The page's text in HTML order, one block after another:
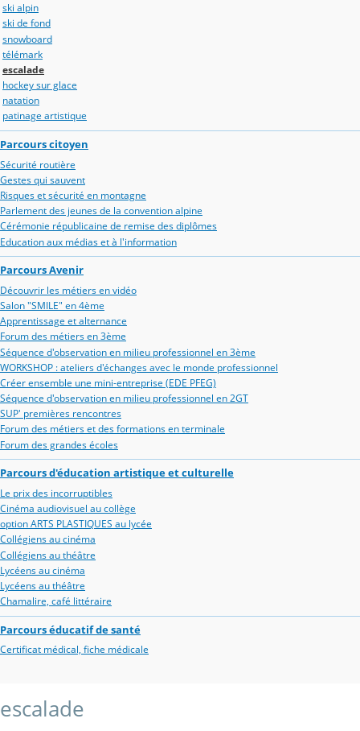
ski alpin
ski de fond
snowboard
télémark
escalade
hockey sur glace
natation
patinage artistique
Parcours citoyen
Sécurité routière
Gestes qui sauvent
Risques et sécurité en montagne
Parlement des jeunes de la convention alpine
Cérémonie républicaine de remise des diplômes
Education aux médias et à l'information
Parcours Avenir
Découvrir les métiers en vidéo
Salon "SMILE" en 4ème
Apprentissage et alternance
Forum des métiers en 3ème
Séquence d'observation en milieu professionnel en 3ème
WORKSHOP : ateliers d'échanges avec le monde professionnel
Créer ensemble une mini-entreprise (EDE PFEG)
Séquence d'observation en milieu professionnel en 2GT
SUP' premières rencontres
Forum des métiers et des formations en terminale
Forum des grandes écoles
Parcours d'éducation artistique et culturelle
Le prix des incorruptibles
Cinéma audiovisuel au collège
option ARTS PLASTIQUES au lycée
Collégiens au cinéma
Collégiens au théâtre
Lycéens au cinéma
Lycéens au théâtre
Chamalire, café littéraire
Parcours éducatif de santé
Certificat médical, fiche médicale
escalade